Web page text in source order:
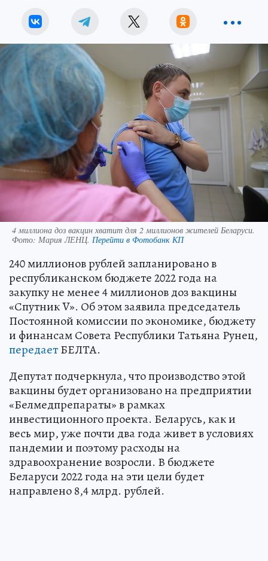
4 миллиона доз вакцин хватит для 2 миллионов жителей Беларуси.
Фото: Мария ЛЕНЦ. Перейти в Фотобанк КП
240 миллионов рублей запланировано в
республиканском бюджете 2022 года на
закупку не менее 4 миллионов доз вакцины
«Спутник V». Об этом заявила председатель
Постоянной комиссии по экономике, бюджету
и финансам Совета Республики Татьяна Рунец,
передаетБЕЛТА.
Депутат подчеркнула, что производство этой
вакцины будет организовано на предприятии
«Белмедпрепараты» в рамках
инвестиционного проекта. Беларусь, как и
весь мир, уже почти два года живет в условиях
пандемии и поэтому расходы на
здравоохранение возросли. В бюджете
Беларуси 2022 года на эти цели будет
направлено 8,4 млрд. рублей.